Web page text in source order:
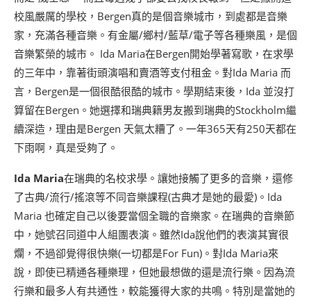
校風嚴厲的學校，Bergen真的是個音樂城市，到處都是音樂
家，充滿各種音樂。有金屬/鄉村/藍草/電子等各種樂風，是個
音樂繁榮的城市。 Ida Maria在Bergen開始學著寫歌，在求學
的三年中，靠著街頭演唱和賣酒等支付租金。對Ida Maria 而
言，Bergen是一個很酷很酷的城市。學期結束後，Ida 並沒打
算留在Bergen。她選擇和瑞典籍男友搬到瑞典的Stockholm繼
續深造，理由是Bergen 天氣太糟了。一年365天有250天都在
下雨啊，真是受夠了。
Ida Maria在瑞典的名校求學。讓她接觸了更多的音樂，還修
了古典/流行/搖滾等不同音樂課程(古典才是她的最愛)。Ida
Maria 也確定自己以後要當個全職的音樂家。在瑞典的音樂節
中，她號召同道中人組團表演。雖然Ida說他們的表演其實很
爛，不過卻覺得很快樂(一切都是For Fun)。對Ida Maria來
說，即使已精通各種樂理，但她最想做的還是流行樂。因為流
行樂和最多人有共通性，較能獲得大家的共鳴。特別是當她的